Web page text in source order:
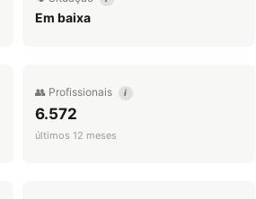
Em baixa
👥 Profissionais i
6.572
últimos 12 meses